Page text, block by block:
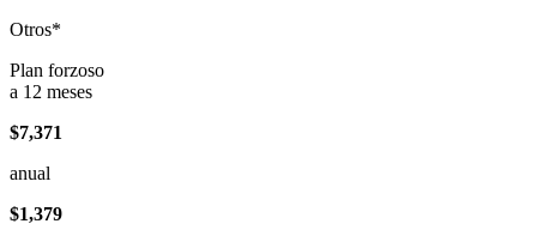
Otros*
Plan forzoso
a 12 meses
$7,371
anual
$1,379